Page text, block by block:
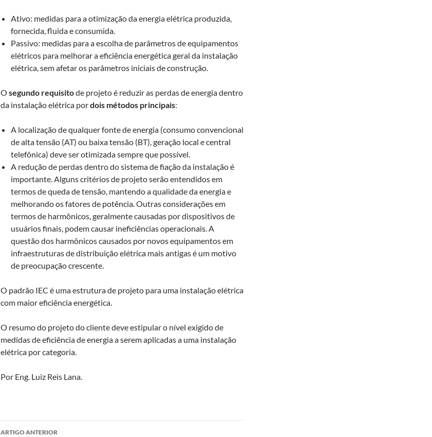
Ativo: medidas para a otimização da energia elétrica produzida,
fornecida, fluida e consumida.
Passivo: medidas para a escolha de parâmetros de equipamentos
elétricos para melhorar a eficiência energética geral da instalação
elétrica, sem afetar os parâmetros iniciais de construção.
O segundo requisitode projeto é reduzir as perdas de energia dentro
da instalação elétrica pordois métodos principais:
A localização de qualquer fonte de energia (consumo convencional
de alta tensão (AT) ou baixa tensão (BT), geração local e central
telefônica) deve ser otimizada sempre que possível.
A redução de perdas dentro do sistema de fiação da instalação é
importante. Alguns critérios de projeto serão entendidos em
termos de queda de tensão, mantendo a qualidade da energia e
melhorando os fatores de potência. Outras considerações em
termos de harmônicos, geralmente causadas por dispositivos de
usuários finais, podem causar ineficiências operacionais. A
questão dos harmônicos causados ​​por novos equipamentos em
infraestruturas de distribuição elétrica mais antigas é um motivo
de preocupação crescente.
O padrão IEC é uma estrutura de projeto para uma instalação elétrica
com maior eficiência energética.
O resumo do projeto do cliente deve estipular o nível exigido de
medidas de eficiência de energia a serem aplicadas a uma instalação
elétrica por categoria.
Por Eng. Luiz Reis Lana.
Navegação
ARTIGO ANTERIOR